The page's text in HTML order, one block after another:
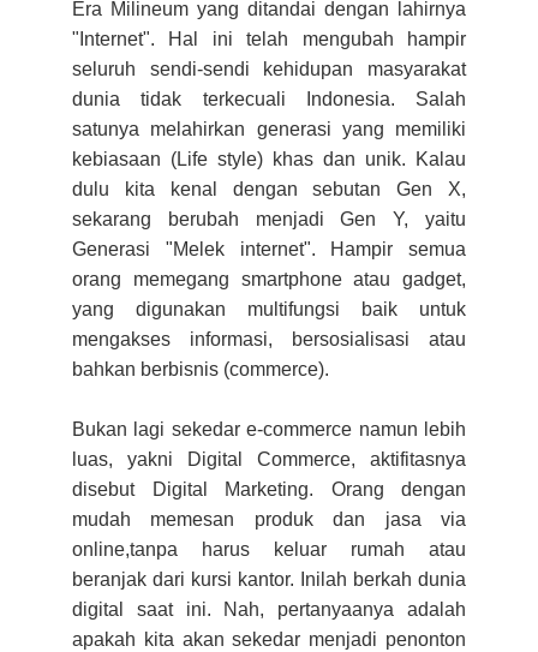
Era Milineum yang ditandai dengan lahirnya
"Internet". Hal ini telah mengubah hampir
seluruh sendi-sendi kehidupan masyarakat
dunia tidak terkecuali Indonesia. Salah
satunya melahirkan generasi yang memiliki
kebiasaan (Life style) khas dan unik. Kalau
dulu kita kenal dengan sebutan Gen X,
sekarang berubah menjadi Gen Y, yaitu
Generasi "Melek internet". Hampir semua
orang memegang smartphone atau gadget,
yang digunakan multifungsi baik untuk
mengakses informasi, bersosialisasi atau
bahkan berbisnis (commerce).
Bukan lagi sekedar e-commerce namun lebih
luas, yakni Digital Commerce, aktifitasnya
disebut Digital Marketing. Orang dengan
mudah memesan produk dan jasa via
online,tanpa harus keluar rumah atau
beranjak dari kursi kantor. Inilah berkah dunia
digital saat ini. Nah, pertanyaanya adalah
apakah kita akan sekedar menjadi penonton